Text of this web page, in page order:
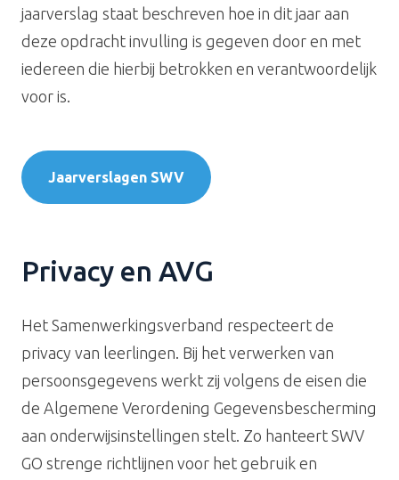
jaarverslag staat beschreven hoe in dit jaar aan
deze opdracht invulling is gegeven door en met
iedereen die hierbij betrokken en verantwoordelijk
voor is.
Jaarverslagen SWV
Privacy en AVG
Het Samenwerkingsverband respecteert de
privacy van leerlingen. Bij het verwerken van
persoonsgegevens werkt zij volgens de eisen die
de Algemene Verordening Gegevensbescherming
aan onderwijsinstellingen stelt. Zo hanteert SWV
GO strenge richtlijnen voor het gebruik en